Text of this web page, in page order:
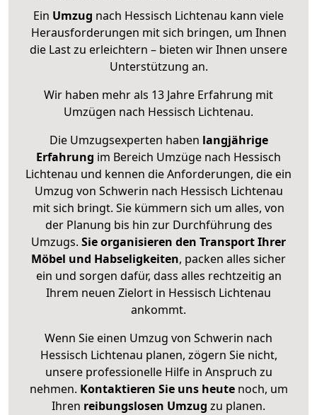
Ein Umzug nach Hessisch Lichtenau kann viele
Herausforderungen mit sich bringen, um Ihnen
die Last zu erleichtern – bieten wir Ihnen unsere
Unterstützung an.
Wir haben mehr als 13 Jahre Erfahrung mit
Umzügen nach Hessisch Lichtenau.
Die Umzugsexperten haben langjährige
Erfahrung im Bereich Umzüge nach Hessisch
Lichtenau und kennen die Anforderungen, die ein
Umzug von Schwerin nach Hessisch Lichtenau
mit sich bringt. Sie kümmern sich um alles, von
der Planung bis hin zur Durchführung des
Umzugs. Sie organisieren den Transport Ihrer
Möbel und Habseligkeiten, packen alles sicher
ein und sorgen dafür, dass alles rechtzeitig an
Ihrem neuen Zielort in Hessisch Lichtenau
ankommt.
Wenn Sie einen Umzug von Schwerin nach
Hessisch Lichtenau planen, zögern Sie nicht,
unsere professionelle Hilfe in Anspruch zu
nehmen. Kontaktieren Sie uns heutenoch, um
Ihren reibungslosen Umzug zu planen.